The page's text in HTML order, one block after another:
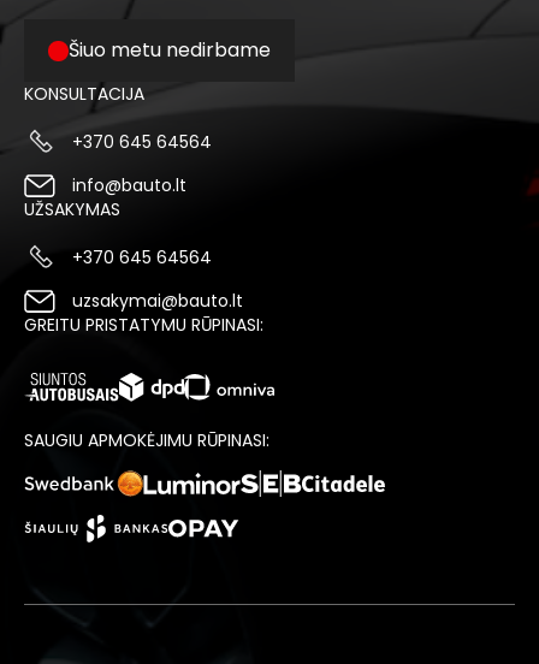
Šiuo metu nedirbame
KONSULTACIJA
+370 645 64564
info@bauto.lt
UŽSAKYMAS
+370 645 64564
uzsakymai@bauto.lt
GREITU PRISTATYMU RŪPINASI:
SAUGIU APMOKĖJIMU RŪPINASI: